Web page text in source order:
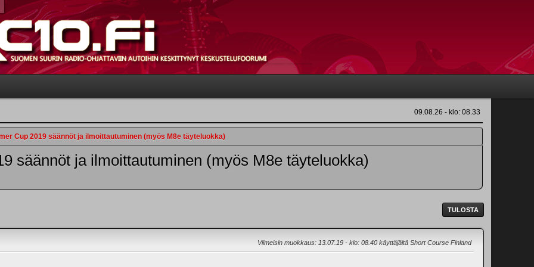
09.08.26 - klo: 08.33
Cup 2019 säännöt ja ilmoittautuminen (myös M8e täyteluokka)
säännöt ja ilmoittautuminen (myös M8e täyteluokka)
TULOSTA
Viimeisin muokkaus: 13.07.19 - klo: 08.40 käyttäjältä Short Course Finland